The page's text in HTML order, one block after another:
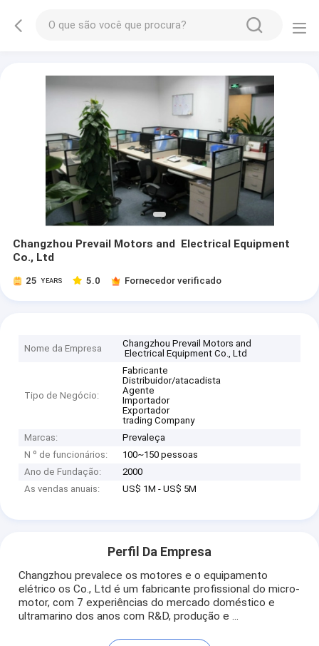
Changzhou Prevail Motors and Electrical Equipment
Co., Ltd
25 YEARS 5.0 Fornecedor verificado
Nome da Empresa
Changzhou Prevail Motors and
Electrical Equipment Co., Ltd
Tipo de Negócio:
Fabricante
Distribuidor/atacadista
Agente
Importador
Exportador
trading Company
Marcas:
Prevaleça
N º de funcionários:
100~150 pessoas
Ano de Fundação:
2000
As vendas anuais:
US$ 1M - US$ 5M
Perfil Da Empresa
Changzhou prevalece os motores e o equipamento
elétrico os Co., Ltd é um fabricante profissional do micro-
motor, com 7 experiências do mercado doméstico e
ultramarino dos anos com R&D, produção e ...